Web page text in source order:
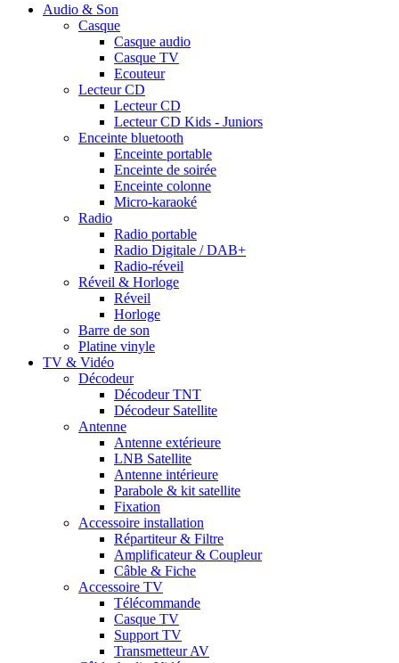
Audio & Son
Casque
Casque audio
Casque TV
Ecouteur
Lecteur CD
Lecteur CD
Lecteur CD Kids - Juniors
Enceinte bluetooth
Enceinte portable
Enceinte de soirée
Enceinte colonne
Micro-karaoké
Radio
Radio portable
Radio Digitale / DAB+
Radio-réveil
Réveil & Horloge
Réveil
Horloge
Barre de son
Platine vinyle
TV & Vidéo
Décodeur
Décodeur TNT
Décodeur Satellite
Antenne
Antenne extérieure
LNB Satellite
Antenne intérieure
Parabole & kit satellite
Fixation
Accessoire installation
Répartiteur & Filtre
Amplificateur & Coupleur
Câble & Fiche
Accessoire TV
Télécommande
Casque TV
Support TV
Transmetteur AV